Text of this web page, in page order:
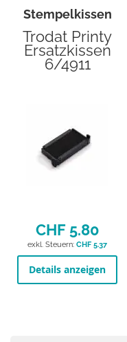
Stempelkissen
Trodat Printy
Ersatzkissen
6/4911
CHF 5.80
CHF 5.37
Details anzeigen